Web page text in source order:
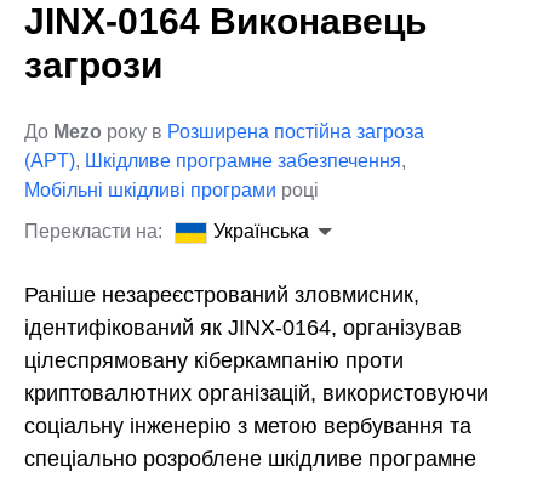
JINX-0164 Виконавець
загрози
До Mezo року в Розширена постійна загроза
(APT), Шкідливе програмне забезпечення,
Мобільні шкідливі програми році
Перекласти на:
Українська
Раніше незареєстрований зловмисник,
ідентифікований як JINX-0164, організував
цілеспрямовану кіберкампанію проти
криптовалютних організацій, використовуючи
соціальну інженерію з метою вербування та
спеціально розроблене шкідливе програмне